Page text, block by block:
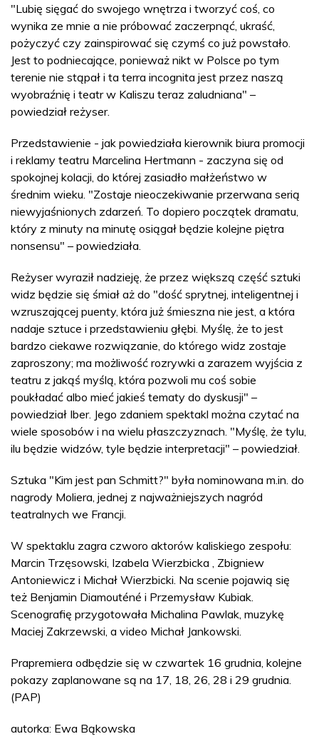
"Lubię sięgać do swojego wnętrza i tworzyć coś, co
wynika ze mnie a nie próbować zaczerpnąć, ukraść,
pożyczyć czy zainspirować się czymś co już powstało.
Jest to podniecające, ponieważ nikt w Polsce po tym
terenie nie stąpał i ta terra incognita jest przez naszą
wyobraźnię i teatr w Kaliszu teraz zaludniana" –
powiedział reżyser.
Przedstawienie - jak powiedziała kierownik biura promocji
i reklamy teatru Marcelina Hertmann - zaczyna się od
spokojnej kolacji, do której zasiadło małżeństwo w
średnim wieku. "Zostaje nieoczekiwanie przerwana serią
niewyjaśnionych zdarzeń. To dopiero początek dramatu,
który z minuty na minutę osiągał będzie kolejne piętra
nonsensu" – powiedziała.
Reżyser wyraził nadzieję, że przez większą część sztuki
widz będzie się śmiał aż do "dość sprytnej, inteligentnej i
wzruszającej puenty, która już śmieszna nie jest, a która
nadaje sztuce i przedstawieniu głębi. Myślę, że to jest
bardzo ciekawe rozwiązanie, do którego widz zostaje
zaproszony; ma możliwość rozrywki a zarazem wyjścia z
teatru z jakąś myślą, która pozwoli mu coś sobie
poukładać albo mieć jakieś tematy do dyskusji" –
powiedział Iber. Jego zdaniem spektakl można czytać na
wiele sposobów i na wielu płaszczyznach. "Myślę, że tylu,
ilu będzie widzów, tyle będzie interpretacji" – powiedział.
Sztuka "Kim jest pan Schmitt?" była nominowana m.in. do
nagrody Moliera, jednej z najważniejszych nagród
teatralnych we Francji.
W spektaklu zagra czworo aktorów kaliskiego zespołu:
Marcin Trzęsowski, Izabela Wierzbicka , Zbigniew
Antoniewicz i Michał Wierzbicki. Na scenie pojawią się
też Benjamin Diamouténé i Przemysław Kubiak.
Scenografię przygotowała Michalina Pawlak, muzykę
Maciej Zakrzewski, a video Michał Jankowski.
Prapremiera odbędzie się w czwartek 16 grudnia, kolejne
pokazy zaplanowane są na 17, 18, 26, 28 i 29 grudnia.
(PAP)
autorka: Ewa Bąkowska